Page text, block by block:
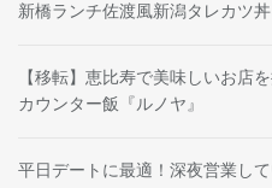
新橋ランチ佐渡風新潟タレカツ
【移転】恵比寿で美味しいお店
カウンター飯『ルノヤ』
平日デートに最適！深夜営業し